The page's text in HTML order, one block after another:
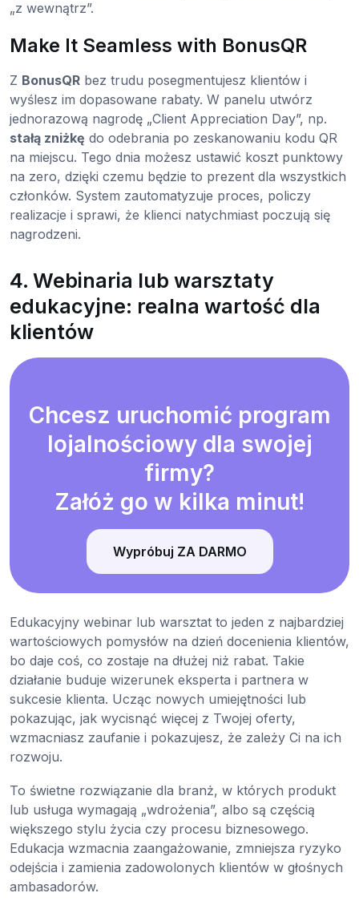
„z wewnątrz”.
Make It Seamless with BonusQR
Z BonusQR bez trudu posegmentujesz klientów i
wyślesz im dopasowane rabaty. W panelu utwórz
jednorazową nagrodę „Client Appreciation Day”, np.
stałą zniżkę do odebrania po zeskanowaniu kodu QR
na miejscu. Tego dnia możesz ustawić koszt punktowy
na zero, dzięki czemu będzie to prezent dla wszystkich
członków. System zautomatyzuje proces, policzy
realizacje i sprawi, że klienci natychmiast poczują się
nagrodzeni.
4. Webinaria lub warsztaty
edukacyjne: realna wartość dla
klientów
Chcesz uruchomić program
lojalnościowy dla swojej
firmy?
Załóż go w kilka minut!
Wypróbuj ZA DARMO
Edukacyjny webinar lub warsztat to jeden z najbardziej
wartościowych pomysłów na dzień docenienia klientów,
bo daje coś, co zostaje na dłużej niż rabat. Takie
działanie buduje wizerunek eksperta i partnera w
sukcesie klienta. Ucząc nowych umiejętności lub
pokazując, jak wycisnąć więcej z Twojej oferty,
wzmacniasz zaufanie i pokazujesz, że zależy Ci na ich
rozwoju.
To świetne rozwiązanie dla branż, w których produkt
lub usługa wymagają „wdrożenia”, albo są częścią
większego stylu życia czy procesu biznesowego.
Edukacja wzmacnia zaangażowanie, zmniejsza ryzyko
odejścia i zamienia zadowolonych klientów w głośnych
ambasadorów.